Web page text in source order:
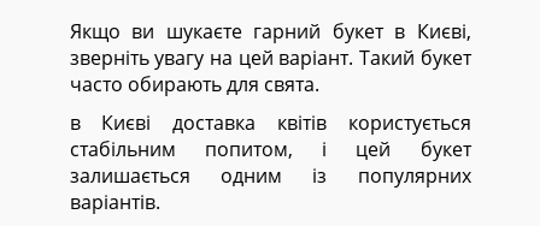
Якщо ви шукаєте гарний букет в Києві,
зверніть увагу на цей варіант. Такий букет
часто обирають для свята.
в Києві доставка квітів користується
стабільним попитом, і цей букет
залишається одним із популярних
варіантів.